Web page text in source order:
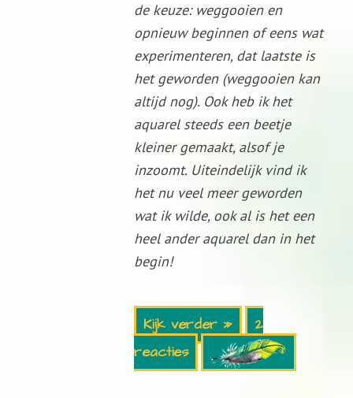
de keuze: weggooien en
opnieuw beginnen of eens wat
experimenteren, dat laatste is
het geworden (weggooien kan
altijd nog). Ook heb ik het
aquarel steeds een beetje
kleiner gemaakt, alsof je
inzoomt. Uiteindelijk vind ik
het nu veel meer geworden
wat ik wilde, ook al is het een
heel ander aquarel dan in het
begin!
Kijk verder »
2
reacties